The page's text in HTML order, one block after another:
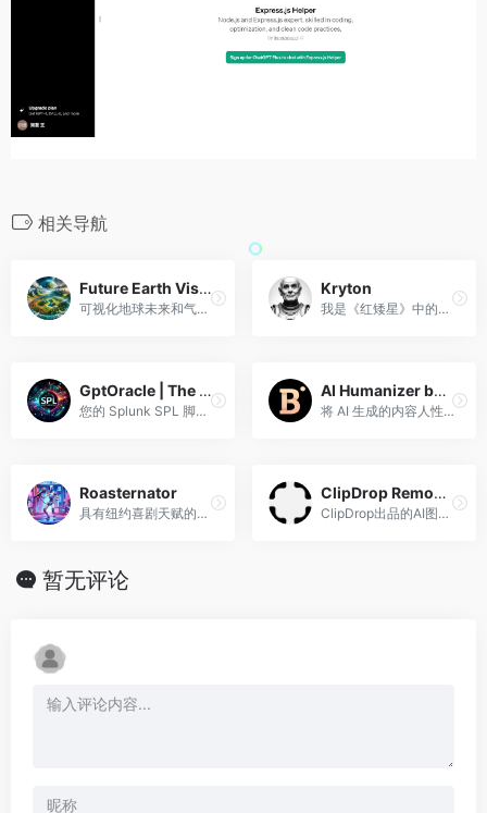
相关导航
Future Earth Visionary
可视化地球未来和气候变化影响的指南。
Kryton
我是《红矮星》中的克莱顿，参与幽默、人物一致的场景。
GptOracle | The SPL Scripting Expert
您的 Splunk SPL 脚本编写和数据分析首选专家。
AI Humanizer by BypassGPT
将 AI 生成的内容人性化以绕过 AI 检测
Roasternator
具有纽约喜剧天赋的机智烘焙师
ClipDrop Remove Background
ClipDrop出品的AI图片背景移除工具
暂无评论